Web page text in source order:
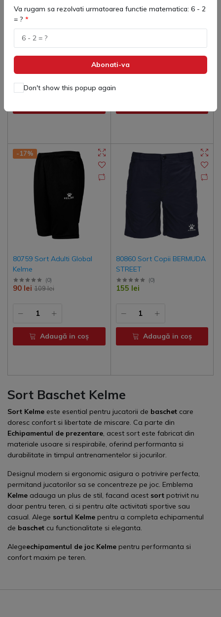
Va rugam sa rezolvati urmatoarea functie matematica: 6 - 2
= ?
Abonati-va
Don't show this popup again
80860 Sort Adulti Bermuda
Street Kelme
(0)
163 lei
3883204 Sort Kelme Road
(0)
155 lei
150 lei
-17%
80759 Sort Adulti Global
Kelme
(0)
109 lei
90 lei
Adaugă in coş
80860 Sort Copii BERMUDA
STREET
(0)
155 lei
Adaugă in coş
Sort Baschet Kelme
Sort Kelme este esential pentru jucatorii de baschet care
doresc confort si libertate de miscare. Ca parte din
Echipamentul de prezentare, acest sort este fabricat din
materiale usoare si respirabile, oferind performanta si
durabilitate in timpul antrenamentelor si jocurilor.
Designul modern si ergonomic asigura o potrivire perfecta,
permitand jucatorilor sa se concentreze pe joc. Emblema
Kelme adauga un plus de stil, facand acest sort potrivit nu
doar pentru teren, ci si pentru alte activitati sportive sau
casual. Alege sortul Kelme pentru a completa echipamentul
de baschet cu functionalitate si eleganta.
Alegeechipamentul de joc Kelme pentru performanta si
confort maxim pe teren.